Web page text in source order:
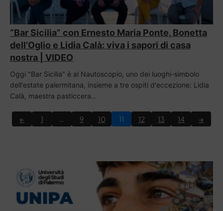
“Bar Sicilia” con Ernesto Maria Ponte, Bonetta
dell’Oglio e Lidia Calà: viva i sapori di casa
nostra | VIDEO
Oggi "Bar Sicilia" è al Nautoscopio, uno dei luoghi-simbolo
dell'estate palermitana, insieme a tre ospiti d'eccezione: Lidia
Calà, maestra pasticcera…
← 1 … 9 10 11 12 13 14 →